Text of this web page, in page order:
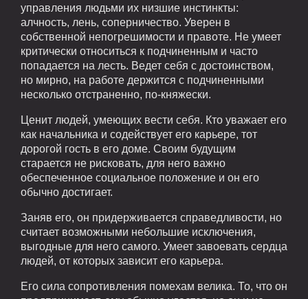
управления людьми их низшие инстинкты:
алчность, лень, соперничество. Уверен в
собственной непогрешимости и правоте. Не умеет
критически относиться к подчиненным и часто
попадается на лесть. Ведет себя с достоинством,
но мирно, на работе держится с подчиненными
несколько отстраненно, по-княжески.
Ценит людей, умеющих вести себя. Кто уважает его
как начальника и содействует его карьере, тот
дорогой гость в его доме. Своим будущим
старается не рисковать, для него важно
обеспеченное социальное положение и он его
обычно достигает.
Заняв его, он придерживается справедливости, но
считает возможными небольшие исключения,
выгодные для него самого. Умеет завоевать сердца
людей, от которых зависит его карьера.
Его сила сопротивления помехам велика. То, что он